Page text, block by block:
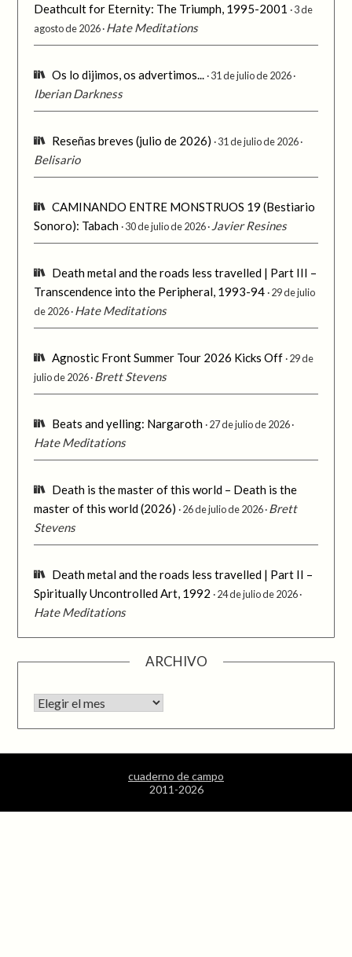
Deathcult for Eternity: The Triumph, 1995-2001
3 de
agosto de 2026 Hate Meditations
Os lo dijimos, os advertimos... 31 de julio de 2026
Iberian Darkness
Reseñas breves (julio de 2026) 31 de julio de 2026
Belisario
CAMINANDO ENTRE MONSTRUOS 19 (Bestiario
Sonoro): Tabach 30 de julio de 2026 Javier Resines
Death metal and the roads less travelled | Part III –
Transcendence into the Peripheral, 1993-94 29 de julio
de 2026 Hate Meditations
Agnostic Front Summer Tour 2026 Kicks Off 29 de
julio de 2026 Brett Stevens
Beats and yelling: Nargaroth 27 de julio de 2026
Hate Meditations
Death is the master of this world – Death is the
master of this world (2026)
26 de julio de 2026 Brett
Stevens
Death metal and the roads less travelled | Part II –
Spiritually Uncontrolled Art, 1992
24 de julio de 2026
Hate Meditations
ARCHIVO
Archivo
cuaderno de campo
2011-2026